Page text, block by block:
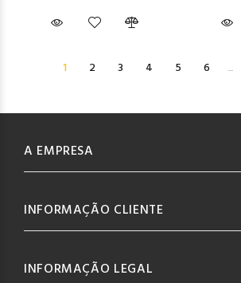
1 2 3 4 5 6 ...
A EMPRESA
INFORMAÇÃO CLIENTE
INFORMAÇÃO LEGAL